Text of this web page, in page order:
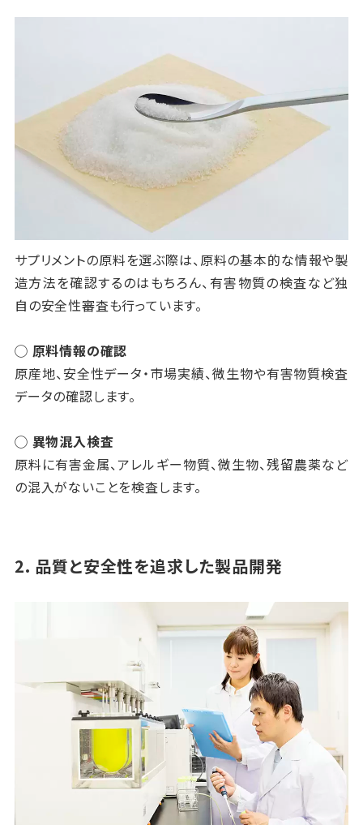
サプリメントの原料を選ぶ際は、原料の基本的な情報や製
造方法を確認するのはもちろん、有害物質の検査など独
自の安全性審査も行っています。
◯ 原料情報の確認
原産地、安全性データ・市場実績、微生物や有害物質検査
データの確認します。
◯ 異物混入検査
原料に有害金属、アレルギー物質、微生物、残留農薬など
の混入がないことを検査します。
2. 品質と安全性を追求した製品開発